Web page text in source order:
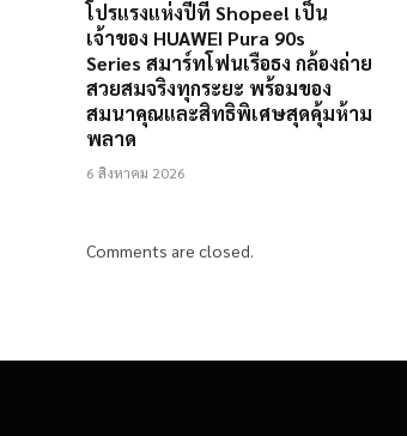
โปรแรงแห่งปีที่ Shopee! เป็น
เจ้าของ HUAWEI Pura 90s
Series สมาร์ทโฟนเรือธง กล้องถ่าย
สวยสมจริงทุกระยะ พร้อมของ
สมนาคุณและสิทธิพิเศษสุดคุ้มห้าม
พลาด
6 สิงหาคม 2026
Comments are closed.